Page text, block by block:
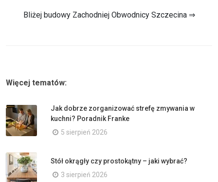
Bliżej budowy Zachodniej Obwodnicy Szczecina ⇒
Więcej tematów:
Jak dobrze zorganizować strefę zmywania w
kuchni? Poradnik Franke
5 sierpień 2026
Stół okrągły czy prostokątny – jaki wybrać?
3 sierpień 2026